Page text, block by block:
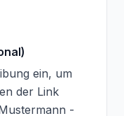
ein, um
der Link
-